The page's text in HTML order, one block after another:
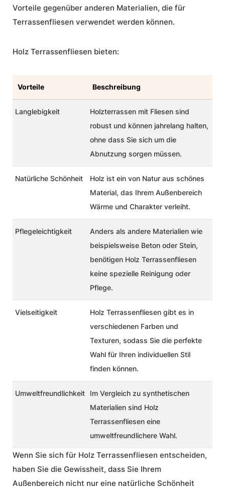
Vorteile gegenüber anderen Materialien, die für
Terrassenfliesen verwendet werden können.
Holz Terrassenfliesen bieten:
Vorteile Beschreibung
Langlebigkeit
Holzterrassen mit Fliesen sind
robust und können jahrelang halten,
ohne dass Sie sich um die
Abnutzung sorgen müssen.
Natürliche Schönheit
Holz ist ein von Natur aus schönes
Material, das Ihrem Außenbereich
Wärme und Charakter verleiht.
Pflegeleichtigkeit
Anders als andere Materialien wie
beispielsweise Beton oder Stein,
benötigen Holz Terrassenfliesen
keine spezielle Reinigung oder
Pflege.
Vielseitigkeit
Holz Terrassenfliesen gibt es in
verschiedenen Farben und
Texturen, sodass Sie die perfekte
Wahl für Ihren individuellen Stil
finden können.
Umweltfreundlichkeit
Im Vergleich zu synthetischen
Materialien sind Holz
Terrassenfliesen eine
umweltfreundlichere Wahl.
Wenn Sie sich für Holz Terrassenfliesen entscheiden,
haben Sie die Gewissheit, dass Sie Ihrem
Außenbereich nicht nur eine natürliche Schönheit